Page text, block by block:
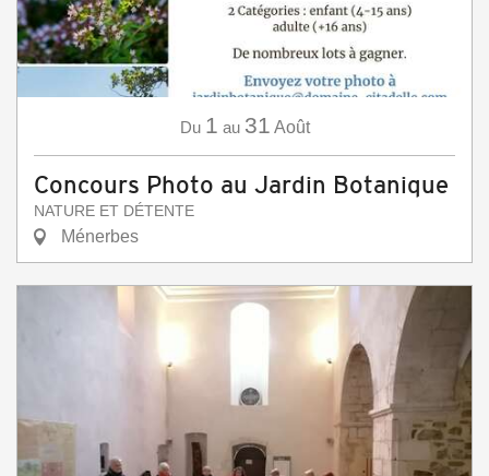
Du 1 au 31 Août
Concours Photo au Jardin Botanique
NATURE ET DÉTENTE
Ménerbes